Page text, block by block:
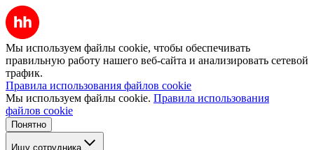
Мы используем файлы cookie, чтобы обеспечивать
правильную работу нашего веб-сайта и анализировать сетевой
трафик.
Правила использования файлов cookie
Мы используем файлы cookie. Правила использования
файлов cookie
Понятно
Ищу сотрудника